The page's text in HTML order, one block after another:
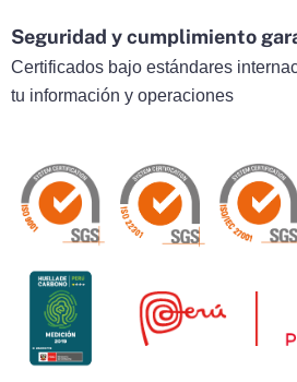
Seguridad y cumplimiento
Certificados bajo estándares
tu información y operaciones